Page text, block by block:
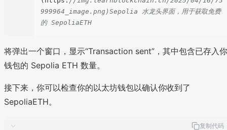
999964_image.png)Sepolia 水龙头界面，用于获取免费
的 SepoliaETH
将弹出一个窗口，显示“Transaction sent”，其中包含已存入你
钱包的 Sepolia ETH 数量。
接下来，你可以检查你的以太坊钱包以确认你收到了
SepoliaETH。
复制代码